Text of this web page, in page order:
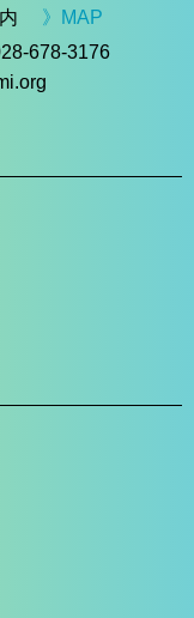
内 》MAP
678-3176